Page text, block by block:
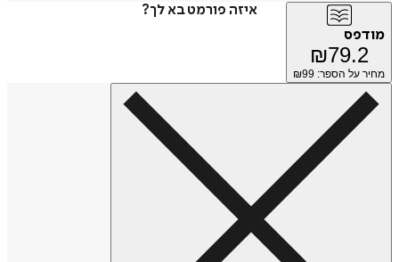
איזה פורמט בא לך?
מודפס
₪79.2
מחיר על הספר: ₪ 99